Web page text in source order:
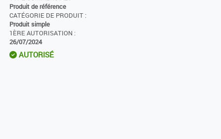
Produit de référence
CATÉGORIE DE PRODUIT :
Produit simple
1ÈRE AUTORISATION :
26/07/2024
AUTORISÉ